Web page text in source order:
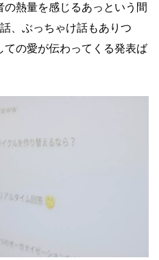
熱量を感じるあっという間
、ぶっちゃけ話もありつ
の愛が伝わってくる発表ば